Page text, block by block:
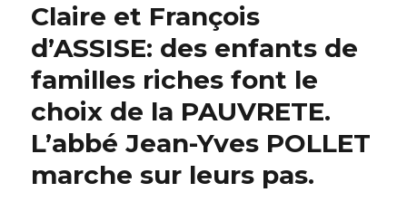
Claire et François
d’ASSISE: des enfants de
familles riches font le
choix de la PAUVRETE.
L’abbé Jean-Yves POLLET
marche sur leurs pas.